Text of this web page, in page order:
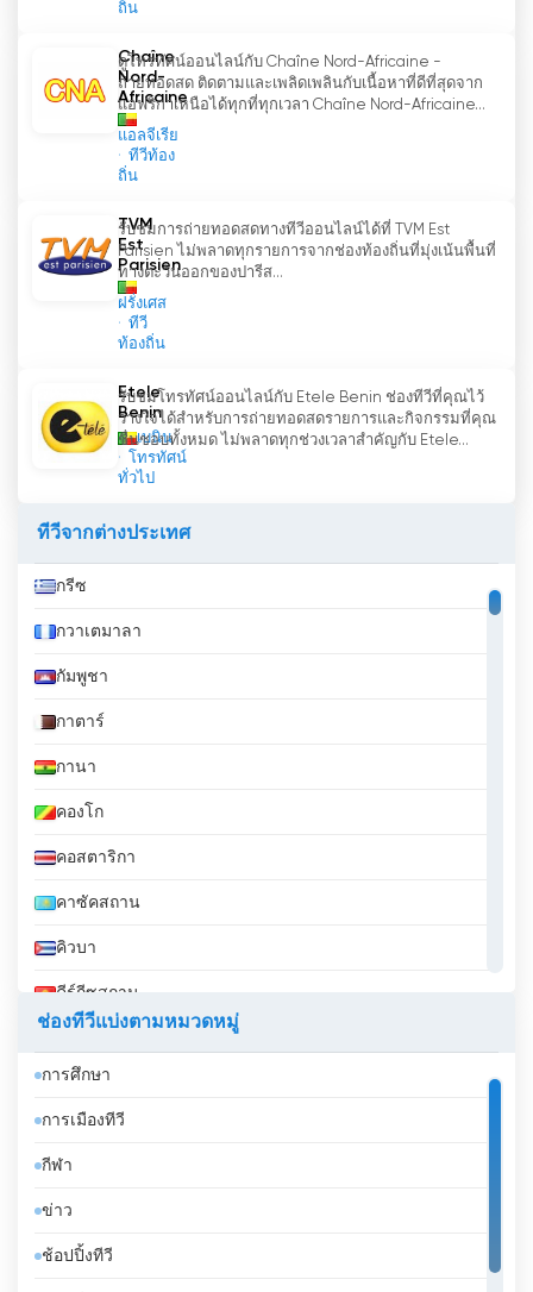
ถิ่น
Chaîne
Nord-
Africaine
แอลจีเรีย
ทีวีท้อง
ถิ่น
ดูโทรทัศน์ออนไลน์กับ Chaîne Nord-Africaine -
ถ่ายทอดสด ติดตามและเพลิดเพลินกับเนื้อหาที่ดีที่สุดจาก
แอฟริกาเหนือได้ทุกที่ทุกเวลา Chaîne Nord-Africaine...
TVM
Est
Parisien
ฝรั่งเศส
ทีวี
ท้องถิ่น
รับชมการถ่ายทอดสดทางทีวีออนไลน์ได้ที่ TVM Est
Parisien ไม่พลาดทุกรายการจากช่องท้องถิ่นที่มุ่งเน้นพื้นที่
ทางตะวันออกของปารีส...
Etele
Benin
เบนิน
โทรทัศน์
ทั่วไป
รับชมโทรทัศน์ออนไลน์กับ Etele Benin ช่องทีวีที่คุณไว้
วางใจได้สำหรับการถ่ายทอดสดรายการและกิจกรรมที่คุณ
ชื่นชอบทั้งหมด ไม่พลาดทุกช่วงเวลาสำคัญกับ Etele...
ทีวีจากต่างประเทศ
กรีซ
กวาเตมาลา
กัมพูชา
กาตาร์
กานา
คองโก
คอสตาริกา
คาซัคสถาน
คิวบา
คีร์กีซสถาน
จอร์เจีย
จอร์แดน
จาเมกา
จิบูตี
จีน
ช่องทีวีแบ่งตามหมวดหมู่
การศึกษา
การเมืองทีวี
กีฬา
ข่าว
ช้อปปิ้งทีวี